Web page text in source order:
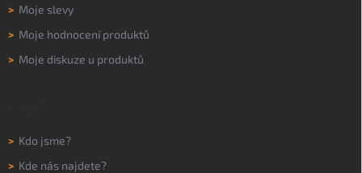
> Moje slevy
> Moje hodnocení produktů
> Moje diskuze u produktů
> Kdo jsme?
> Kde nás najdete?